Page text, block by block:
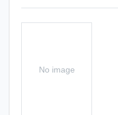
No image